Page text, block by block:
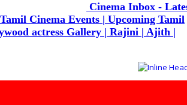
Cinema Inbox -
Cinema Events | Upcoming Tamil
actress Gallery | Rajini | Ajith |